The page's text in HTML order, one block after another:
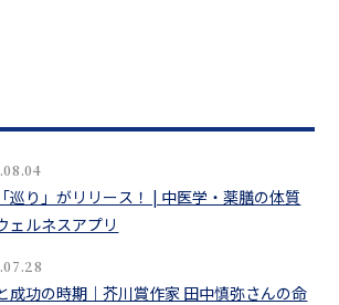
巡り」がリリース！ | 中医学・薬膳の体質
ェルネスアプリ
成功の時期｜芥川賞作家 田中慎弥さんの命